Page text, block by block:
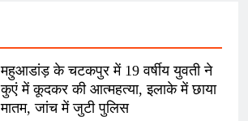
महुआडांड़ के चटकपुर में 19 वर्षीय युवती ने
कुएं में कूदकर की आत्महत्या, इलाके में छाया
मातम, जांच में जुटी पुलिस